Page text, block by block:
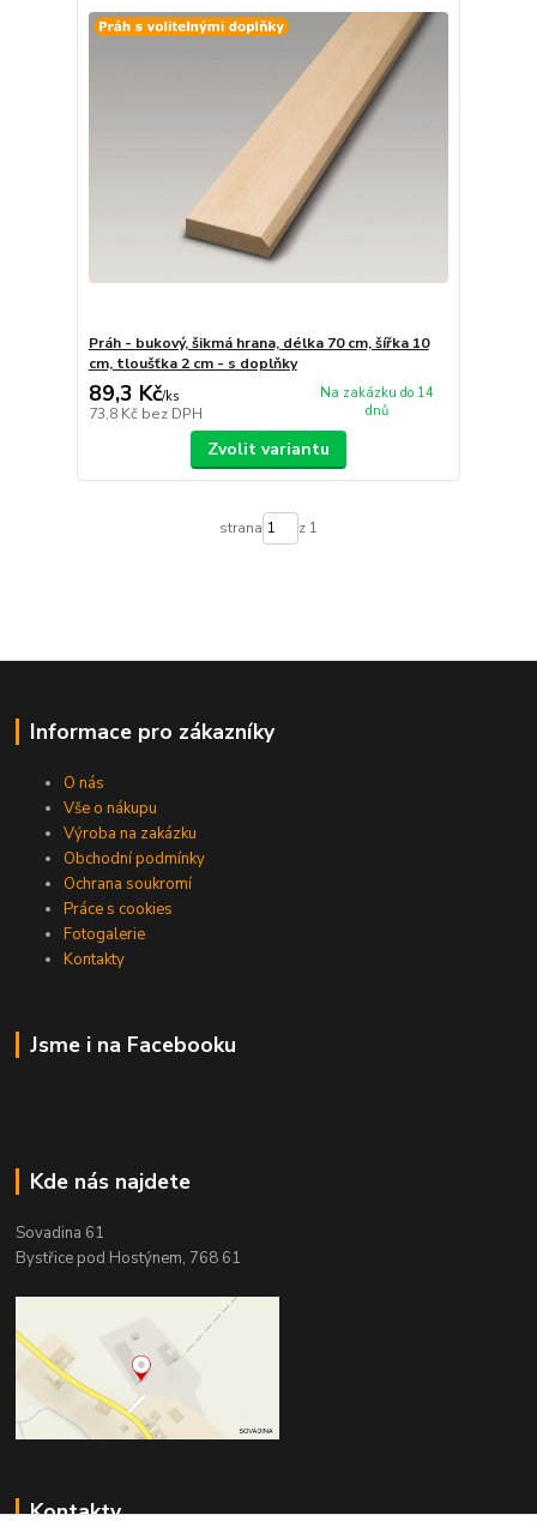
Práh - bukový, šikmá hrana, délka 70 cm, šířka 10
cm, tloušťka 2 cm - s doplňky
89,3 Kč/ks
73,8 Kč bez DPH
Na zakázku do 14
dnů
Zvolit variantu
strana z 1
Informace pro zákazníky
O nás
Vše o nákupu
Výroba na zakázku
Obchodní podmínky
Ochrana soukromí
Práce s cookies
Fotogalerie
Kontakty
Jsme i na Facebooku
Kde nás najdete
Sovadina 61
Bystřice pod Hostýnem, 768 61
Kontakty